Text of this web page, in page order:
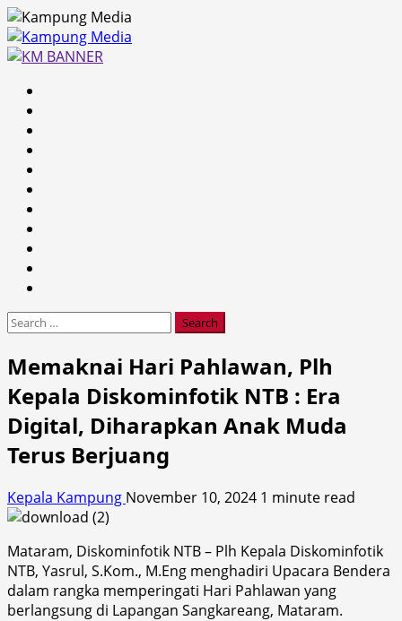
Skip
to
content
Primary
Menu
Search
Memaknai Hari Pahlawan, Plh
Kepala Diskominfotik NTB : Era
Digital, Diharapkan Anak Muda
Terus Berjuang
Kepala Kampung November 10, 2024 1 minute read
Mataram, Diskominfotik NTB – Plh Kepala Diskominfotik
NTB, Yasrul, S.Kom., M.Eng menghadiri Upacara Bendera
dalam rangka memperingati Hari Pahlawan yang
berlangsung di Lapangan Sangkareang, Mataram.